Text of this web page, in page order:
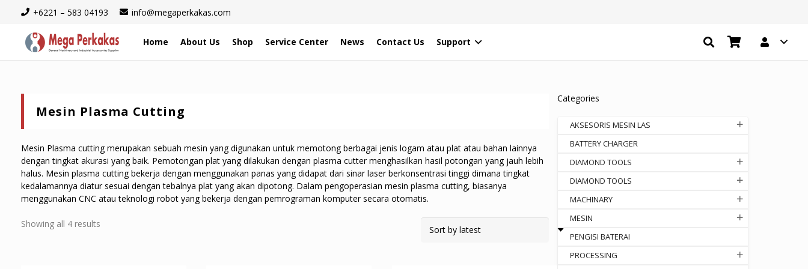
+6221 – 583 04193 info@megaperkakas.com
Home About Us Shop Service Center News Contact Us Support
Mesin Plasma Cutting
Mesin Plasma cutting merupakan sebuah mesin yang digunakan untuk memotong berbagai jenis logam atau plat atau bahan lainnya
dengan tingkat akurasi yang baik. Pemotongan plat yang dilakukan dengan plasma cutter menghasilkan hasil potongan yang jauh lebih
halus. Mesin plasma cutting bekerja dengan menggunakan panas yang didapat dari sinar laser berkonsentrasi tinggi dimana tingkat
kedalamannya diatur sesuai dengan tebalnya plat yang akan dipotong. Dalam pengoperasian mesin plasma cutting, biasanya
menggunakan CNC atau teknologi robot yang bekerja dengan pemrograman komputer secara otomatis.
Showing all 4 results
Categories
AKSESORIS MESIN LAS
BATTERY CHARGER
DIAMOND TOOLS
DIAMOND TOOLS
MACHINARY
MESIN
PENGISI BATERAI
PROCESSING